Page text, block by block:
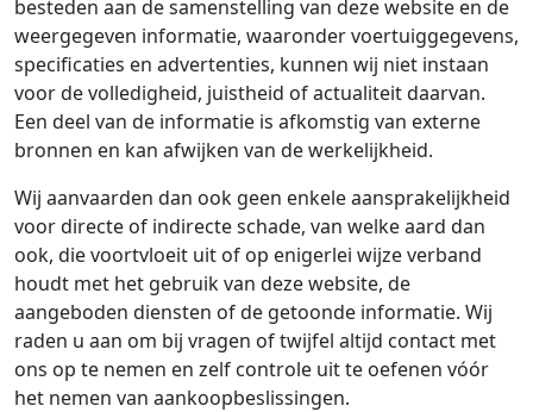
besteden aan de samenstelling van deze website en de
weergegeven informatie, waaronder voertuiggegevens,
specificaties en advertenties, kunnen wij niet instaan
voor de volledigheid, juistheid of actualiteit daarvan.
Een deel van de informatie is afkomstig van externe
bronnen en kan afwijken van de werkelijkheid.
Wij aanvaarden dan ook geen enkele aansprakelijkheid
voor directe of indirecte schade, van welke aard dan
ook, die voortvloeit uit of op enigerlei wijze verband
houdt met het gebruik van deze website, de
aangeboden diensten of de getoonde informatie. Wij
raden u aan om bij vragen of twijfel altijd contact met
ons op te nemen en zelf controle uit te oefenen vóór
het nemen van aankoopbeslissingen.